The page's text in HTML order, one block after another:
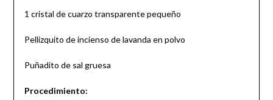
1 cristal de cuarzo transparente pequeño
Pellizquito de incienso de lavanda en polvo
Puñadito de sal gruesa
Procedimiento: